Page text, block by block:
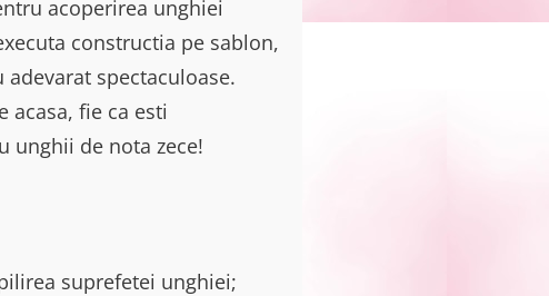
acoperirea unghiei
constructia pe sablon,
spectaculoase.
fie ca esti
unghii de nota zece!
suprefetei unghiei;